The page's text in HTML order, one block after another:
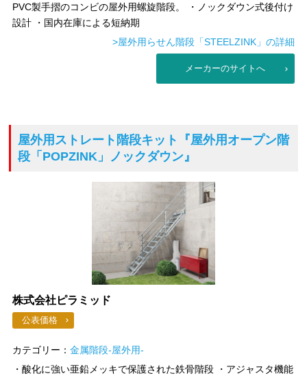
PVC製手摺のコンビの屋外用螺旋階段。 ・ノックダウン式後付け
設計 ・国内在庫による短納期
>屋外用らせん階段「STEELZINK」の詳細
メーカーのサイトへ
屋外用ストレート階段キット
『屋外用オープン階
段「POPZINK」ノックダウン』
株式会社ピラミッド
公表価格
カテゴリー：金属階段-屋外用-
・酸化に強い亜鉛メッキで保護された鉄骨階段 ・アジャスタ機能